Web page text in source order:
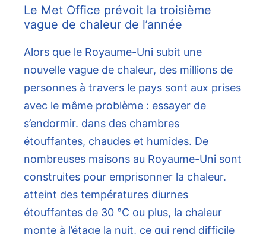
Le Met Office prévoit la troisième
vague de chaleur de l’année
Alors que le Royaume-Uni subit une
nouvelle vague de chaleur, des millions de
personnes à travers le pays sont aux prises
avec le même problème : essayer de
s’endormir. dans des chambres
étouffantes, chaudes et humides. De
nombreuses maisons au Royaume-Uni sont
construites pour emprisonner la chaleur.
atteint des températures diurnes
étouffantes de 30 °C ou plus, la chaleur
monte à l’étage la nuit, ce qui rend difficile